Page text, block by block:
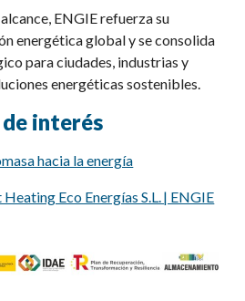
, ENGIE refuerza su
energética global y se consolida
para ciudades, industrias y
energéticas sostenibles.
interés
hacia la energía
Eco Energías S.L. | ENGIE